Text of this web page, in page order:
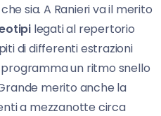
sia. A Ranieri va il merito
legati al repertorio
di differenti estrazioni
un ritmo snello
merito anche la
a mezzanotte circa